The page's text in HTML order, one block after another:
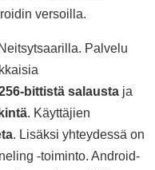
versoilla.
Palvelu
bittistä salausta ja
. Käyttäjien
. Lisäksi yhteydessä on
-toiminto. Android-